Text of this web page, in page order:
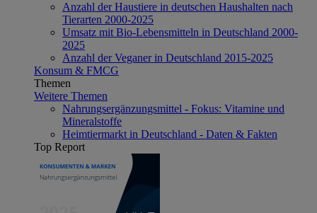
Anzahl der Haustiere in deutschen Haushalten nach
Tierarten 2000-2025
Umsatz mit Bio-Lebensmitteln in Deutschland 2000-
2025
Anzahl der Veganer in Deutschland 2015-2025
Konsum & FMCG
Themen
Weitere Themen
Nahrungsergänzungsmittel - Fokus: Vitamine und
Mineralstoffe
Heimtiermarkt in Deutschland - Daten & Fakten
Top Report